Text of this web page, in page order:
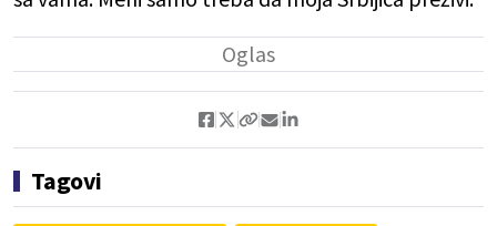
Tagovi